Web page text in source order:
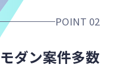
POINT 02
モダン案件多数